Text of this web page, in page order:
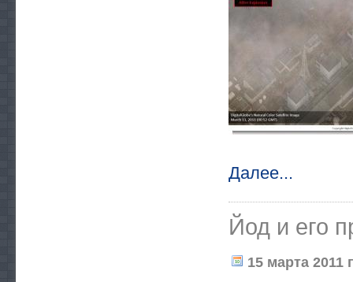
Далее...
Йод и его
15 марта 2011